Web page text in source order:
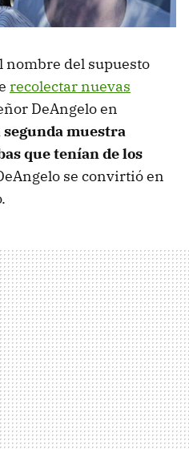
nombre del supuesto
recolectar nuevas
DeAngelo en
segunda muestra
que tenían de los
se convirtió en